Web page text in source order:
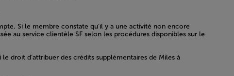
Si le membre constate qu’il y a une activité non encore
au service clientèle SF selon les procédures disponibles sur le
droit d’attribuer des crédits supplémentaires de Miles à